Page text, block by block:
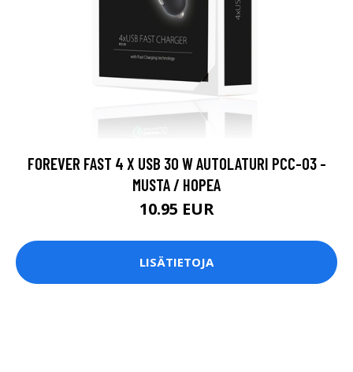
FOREVER FAST 4 X USB 30 W AUTOLATURI PCC-03 -
MUSTA / HOPEA
10.95 EUR
LISÄTIETOJA